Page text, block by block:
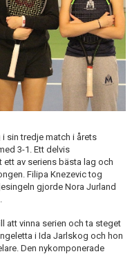
sin tredje match i årets
3-1. Ett delvis
av seriens bästa lag och
Filipa Knezevic tog
gjorde Nora Jurland
att vinna serien och ta steget
i Ida Jarlskog och hon
Den nykomponerade